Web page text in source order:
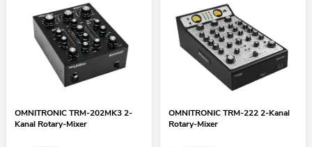
OMNITRONIC TRM-202MK3 2-
Kanal Rotary-Mixer
OMNITRONIC TRM-222 2-Kanal
Rotary-Mixer